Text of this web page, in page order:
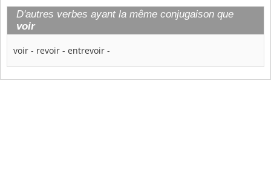
D'autres verbes ayant la même conjugaison que
voir
voir - revoir - entrevoir -